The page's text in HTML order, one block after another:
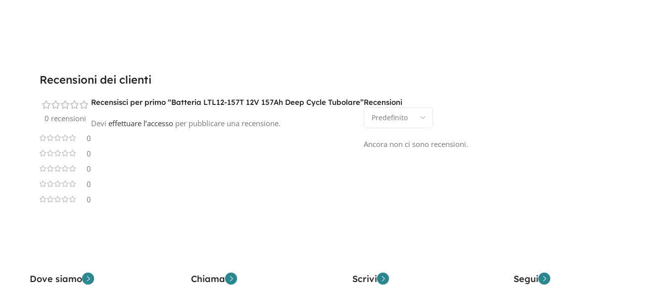
Recensioni dei clienti
0 recensioni
0
0
0
0
0
Recensioni
Ancora non ci sono recensioni.
Recensisci per primo “Batteria LTL12-157T 12V 157Ah Deep Cycle Tubolare”
Devi effettuare l’accesso per pubblicare una recensione.
Dove siamo Chiama Scrivi Segui